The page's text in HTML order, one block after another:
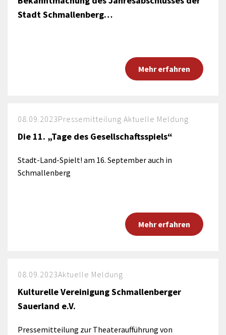
Stadt Schmallenberg…
Mehr erfahren
08.09.2023Pressemitteilung Aktuelle Meldung
Die 11. „Tage des Gesellschaftsspiels“
Stadt-Land-Spielt! am 16. September auch in
Schmallenberg
Mehr erfahren
08.09.2023Aktuelle Meldung
Kulturelle Vereinigung Schmallenberger
Sauerland e.V.
Pressemitteilung zur Theateraufführung von